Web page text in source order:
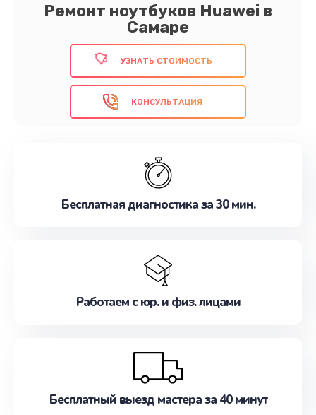
Ремонт ноутбуков Huawei в
Самаре
УЗНАТЬ СТОИМОСТЬ
КОНСУЛЬТАЦИЯ
Бесплатная диагностика за 30 мин.
Работаем с юр. и физ. лицами
Бесплатный выезд мастера за 40 минут